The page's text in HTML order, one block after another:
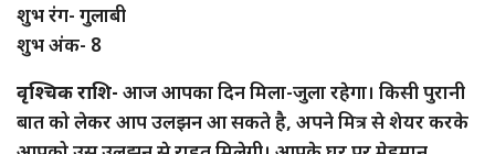
शुभ रंग- गुलाबी
शुभ अंक- 8
वृश्चिक राशि- आज आपका दिन मिला-जुला रहेगा। किसी पुरानी
बात को लेकर आप उलझन आ सकते है, अपने मित्र से शेयर करके